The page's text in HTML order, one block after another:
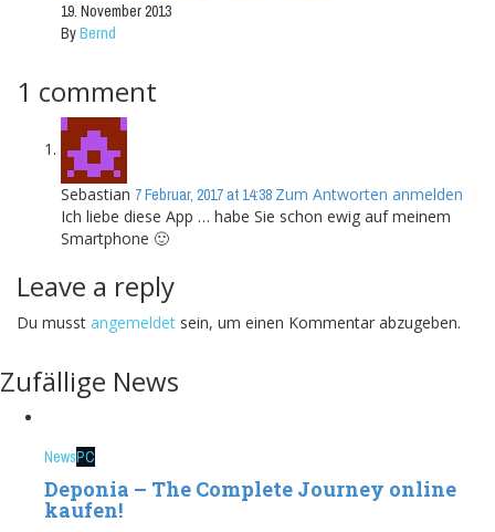
19. November 2013
ByBernd
1 comment
Sebastian 7 Februar, 2017 at 14:38 Zum Antworten anmelden
Ich liebe diese App … habe Sie schon ewig auf meinem
Smartphone 🙂
Leave a reply
Du musst angemeldet sein, um einen Kommentar abzugeben.
Zufällige News
NewsPC
Deponia – The Complete Journey online
kaufen!